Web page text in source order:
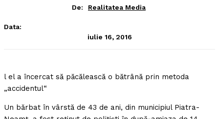
De: Realitatea Media
Data:
iulie 16, 2016
l el a încercat să păcălească o bătrână prin metoda
„accidentul“
Un bărbat în vârstă de 43 de ani, din municipiul Piatra-